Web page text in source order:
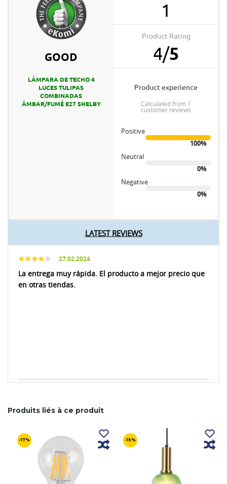
GOOD
LÁMPARA DE TECHO 4
LUCES TULIPAS
COMBINADAS
ÁMBAR/FUMÉ E27 SHELBY
1
Product Rating
4/5
product experience
calculated from 1
customer reviews
Positive
100%
Neutral
0%
Negative
0%
LATEST REVIEWS
27.02.2024
La entrega muy rápida. El producto a mejor precio que
en otras tiendas.
Produits liés à ce produit
-17% -15%